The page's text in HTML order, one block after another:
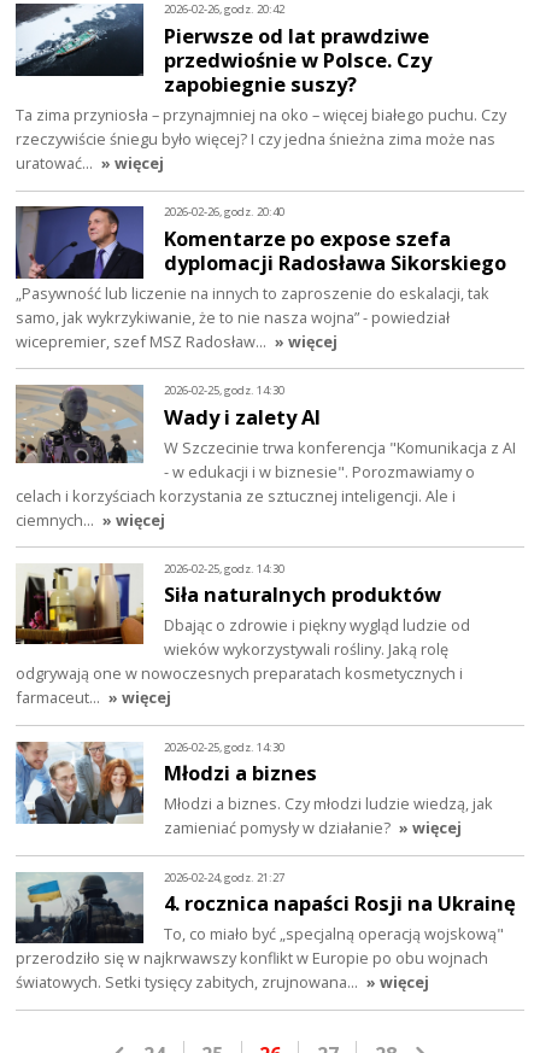
2026-02-26, godz. 20:42
Pierwsze od lat prawdziwe
przedwiośnie w Polsce. Czy
zapobiegnie suszy?
Ta zima przyniosła – przynajmniej na oko – więcej białego puchu. Czy
rzeczywiście śniegu było więcej? I czy jedna śnieżna zima może nas
uratować… » więcej
2026-02-26, godz. 20:40
Komentarze po expose szefa
dyplomacji Radosława Sikorskiego
„Pasywność lub liczenie na innych to zaproszenie do eskalacji, tak
samo, jak wykrzykiwanie, że to nie nasza wojna” - powiedział
wicepremier, szef MSZ Radosław… » więcej
2026-02-25, godz. 14:30
Wady i zalety AI
W Szczecinie trwa konferencja "Komunikacja z AI
- w edukacji i w biznesie". Porozmawiamy o
celach i korzyściach korzystania ze sztucznej inteligencji. Ale i
ciemnych… » więcej
2026-02-25, godz. 14:30
Siła naturalnych produktów
Dbając o zdrowie i piękny wygląd ludzie od
wieków wykorzystywali rośliny. Jaką rolę
odgrywają one w nowoczesnych preparatach kosmetycznych i
farmaceut… » więcej
2026-02-25, godz. 14:30
Młodzi a biznes
Młodzi a biznes. Czy młodzi ludzie wiedzą, jak
zamieniać pomysły w działanie? » więcej
2026-02-24, godz. 21:27
4. rocznica napaści Rosji na Ukrainę
To, co miało być „specjalną operacją wojskową"
przerodziło się w najkrwawszy konflikt w Europie po obu wojnach
światowych. Setki tysięcy zabitych, zrujnowana… » więcej